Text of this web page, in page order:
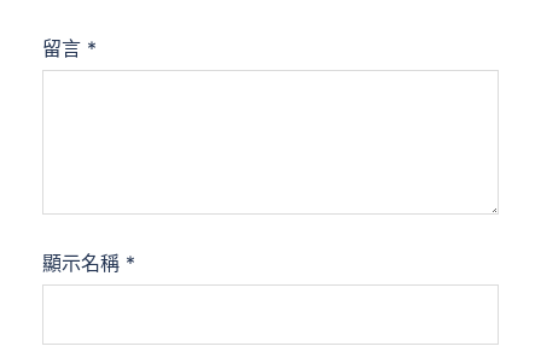
留言 *
顯示名稱 *